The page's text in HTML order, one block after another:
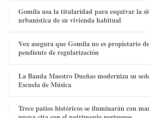
Gomila usa la titularidad para esquivar la
urbanística de su vivienda habitual
Vox asegura que Gomila no es propietario
pendiente de regularización
La Banda Maestro Dueñas moderniza su
Escuela de Música
Trece patios históricos se iluminarán con